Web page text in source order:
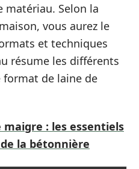
matériau. Selon la
vous aurez le
et techniques
résume les différents
format de laine de
maigre : les essentiels
la bétonnière